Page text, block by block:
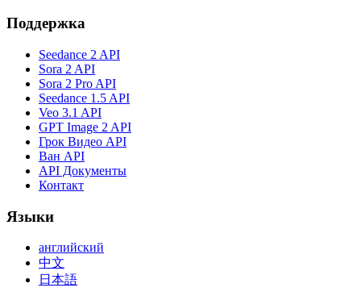
Поддержка
Seedance 2 API
Sora 2 API
Sora 2 Pro API
Seedance 1.5 API
Veo 3.1 API
GPT Image 2 API
Грок Видео API
Ван API
API Документы
Контакт
Языки
английский
中文
日本語